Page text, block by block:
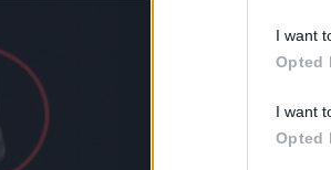
I want
Opted
I want
Opted